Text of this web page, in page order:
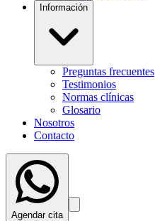
Información
Preguntas frecuentes
Testimonios
Normas clínicas
Glosario
Nosotros
Contacto
Agendar cita